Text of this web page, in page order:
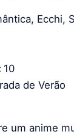
Ecchi,
10
de Verão
um anime